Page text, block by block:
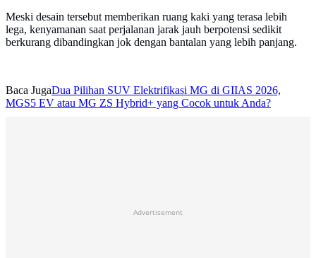
Meski desain tersebut memberikan ruang kaki yang terasa lebih
lega, kenyamanan saat perjalanan jarak jauh berpotensi sedikit
berkurang dibandingkan jok dengan bantalan yang lebih panjang.
Baca JugaDua Pilihan SUV Elektrifikasi MG di GIIAS 2026,
MGS5 EV atau MG ZS Hybrid+ yang Cocok untuk Anda?
Advertisement